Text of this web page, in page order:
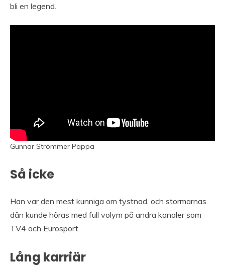
bli en legend.
Gunnar Strömmer Pappa
Så icke
Han var den mest kunniga om tystnad, och stormarnas
dån kunde höras med full volym på andra kanaler som
TV4 och Eurosport.
Lång karriär